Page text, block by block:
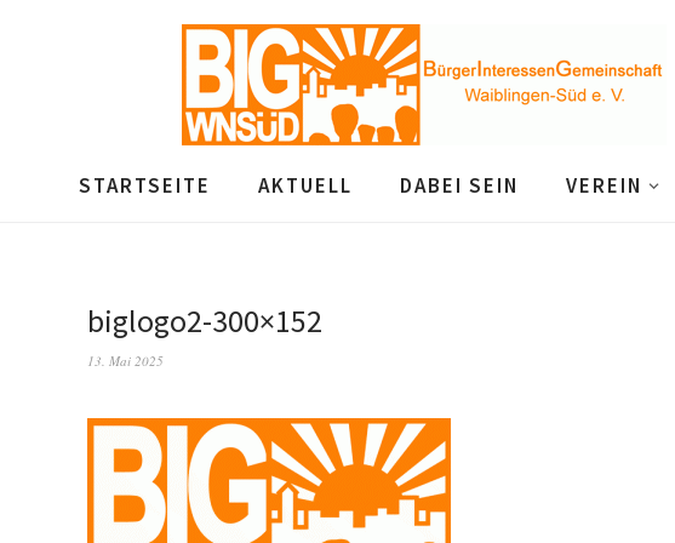
STARTSEITE AKTUELL DABEI SEIN VEREIN
biglogo2-300×152
13. Mai 2025